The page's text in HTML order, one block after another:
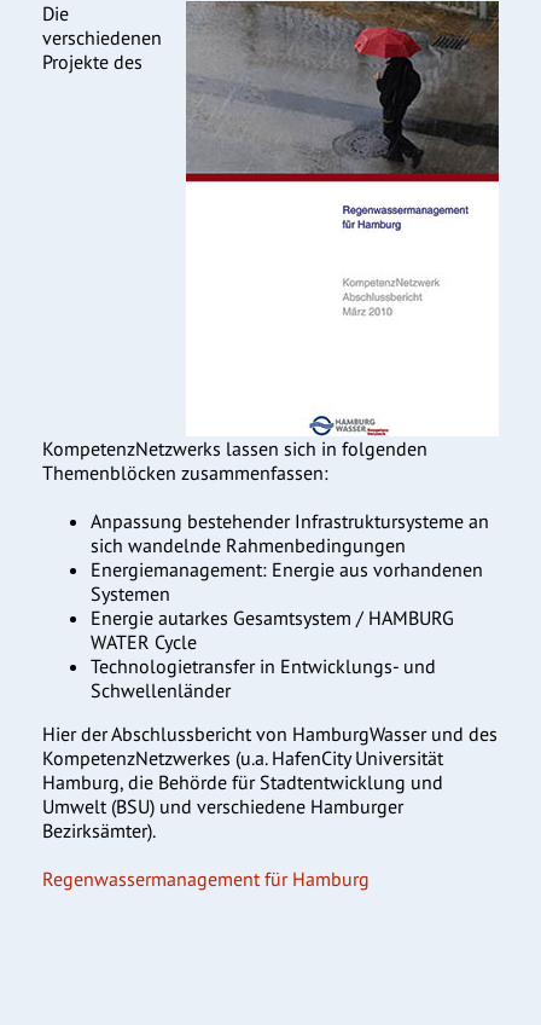
Die
verschiedenen
Projekte des
KompetenzNetzwerks lassen sich in folgenden
Themenblöcken zusammenfassen:
Anpassung bestehender Infrastruktursysteme an
sich wandelnde Rahmenbedingungen
Energiemanagement: Energie aus vorhandenen
Systemen
Energie autarkes Gesamtsystem / HAMBURG
WATER Cycle
Technologietransfer in Entwicklungs- und
Schwellenländer
Hier der Abschlussbericht von HamburgWasser und des
KompetenzNetzwerkes (u.a. HafenCity Universität
Hamburg, die Behörde für Stadtentwicklung und
Umwelt (BSU) und verschiedene Hamburger
Bezirksämter).
Regenwassermanagement für Hamburg